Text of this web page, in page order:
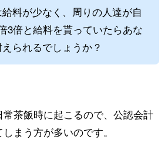
給料が少なく、周りの人達が自
3倍と給料を貰っていたらあな
られるでしょうか？
茶飯時に起こるので、公認会計
まう方が多いのです。